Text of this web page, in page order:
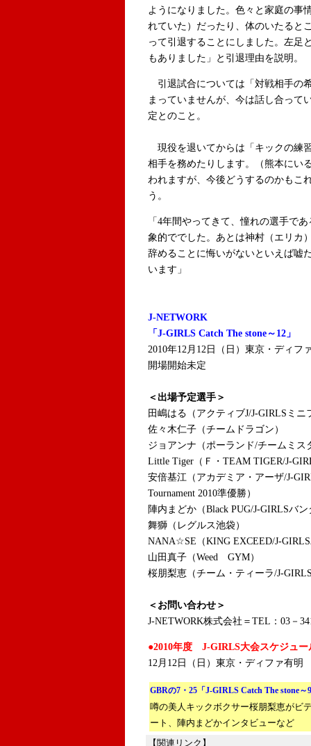
ようになりました。色々と家庭の事
れていた）だったり、体のいたると
って引退することにしました。左足
もありました」と引退理由を説明。
引退試合については「対戦相手の
まっていませんが、今は話し合って
定とのこと。
現役を退いてからは「キックの練
相手を務めたりします。（熊本にい
われますが、今後どうするのかもこ
う。
「4年間やってきて、憧れの選手で
象的ででした。あとは神村（エリカ
辞めることに悔いがないといえば嘘
います」
J-NETWORK
「J-GIRLS Catch The stone～12」
2010年12月12日（日）東京・ディフ
開場開始未定
＜出場予定選手＞
田嶋はる（アクティブJ/J-GIRLSミニ
佐々木仁子（チームドラゴン）
ジョアンナ（ポーランド/チームミス
Little Tiger（Ｆ・TEAM TIGER/J-
安倍基江（アカデミア・アーザ/J-
Tournament 2010準優勝）
陣内まどか（Black PUG/J-GIRLSバ
舞獅（レグルス池袋）
NANA☆SE（KING EXCEED/J-
山田真子（Weed GYM）
桜朋梨恵（チーム・ティーラ/J-
＜お問い合わせ＞
J-NETWORK株式会社＝TEL：03－
●2010年度 J-GIRLS大会スケジュー
12月12日（日）東京・ディファ有明
GBRの7・25「J-GIRLS Catch The stone～
噂の美人キックボクサー桜朋梨恵がビ
ート、陣内まどかインタビューなど
【関連リンク】